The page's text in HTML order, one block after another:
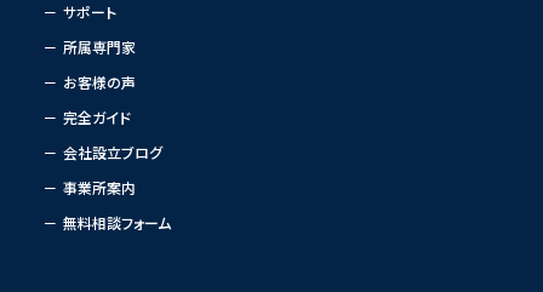
サポート
所属専門家
お客様の声
完全ガイド
会社設立ブログ
事業所案内
無料相談フォーム